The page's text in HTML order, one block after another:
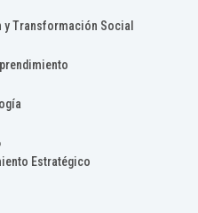
Transformación Social
Estratégico